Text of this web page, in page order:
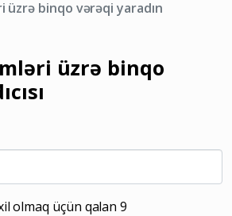
üzrə binqo vərəqi yaradın
üzrə binqo
olmaq üçün qalan9